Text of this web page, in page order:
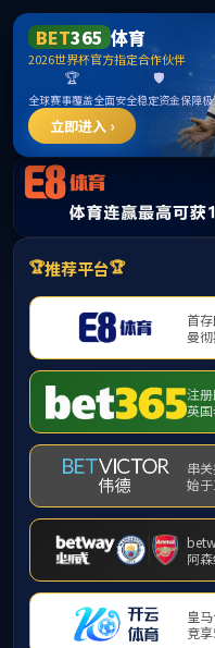
3044永利
首页
您现在所在的位置:首页>师资队伍
专职教师